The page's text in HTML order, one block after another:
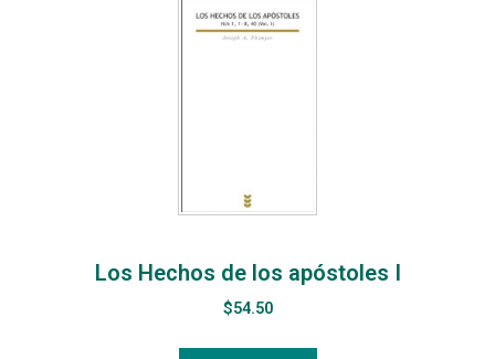
Los Hechos de los apóstoles I
$54.50